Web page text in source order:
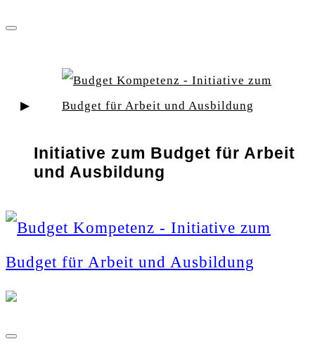
Zum
Initiative zum Budget für Arbeit
und Ausbildung